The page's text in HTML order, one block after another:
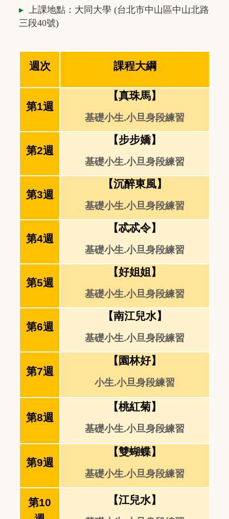
▸ 上課地點：大同大學 (台北市中山區中山北路
三段40號)
週次 課程大綱
第1週
【真珠馬】
基礎小生.小旦身段練習
第2週
【步步嬌】
基礎小生.小旦身段練習
第3週
【沉醉東風】
基礎小生.小旦身段練習
第4週
【忒忒令】
基礎小生.小旦身段練習
第5週
【好姐姐】
基礎小生.小旦身段練習
第6週
【南江兒水】
基礎小生.小旦身段練習
第7週
【園林好】
小生.小旦身段練習
第8週
【桃紅菊】
基礎小生.小旦身段練習
第9週
【雙蝴蝶】
基礎小生.小旦身段練習
第10
【江兒水】